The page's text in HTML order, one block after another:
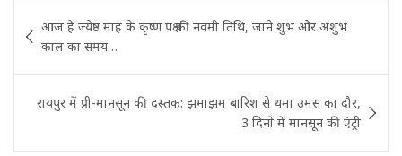
navigation
आज है ज्येष्ठ माह के कृष्ण पक्ष की नवमी तिथि, जाने शुभ और अशुभ
काल का समय…
रायपुर में प्री-मानसून की दस्तक: झमाझम बारिश से थमा उमस का दौर,
3 दिनों में मानसून की एंट्री